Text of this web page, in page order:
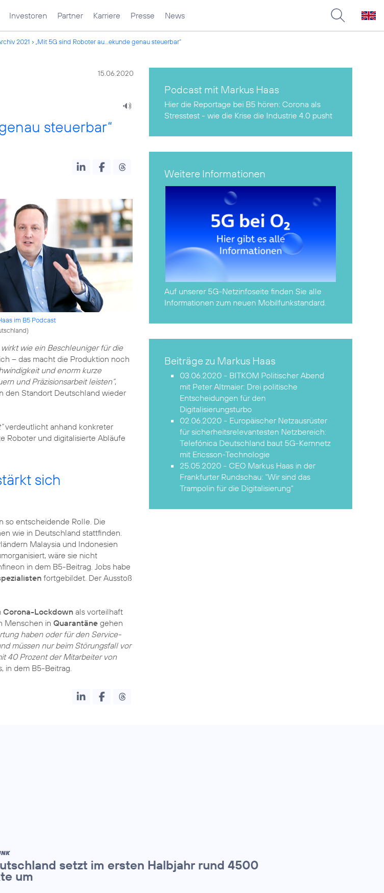
Investoren Partner Karriere Presse News
2021 „Mit 5G sind Roboter au...ekunde genau steuerbar“
15.06.2020
steuerbar“
im B5 Podcast
)
wirkt wie ein Beschleuniger für die
– das macht die Produktion noch
und enorm kurze
und Präzisionsarbeit leisten“,
den Standort Deutschland wieder
verdeutlicht anhand konkreter
Roboter und digitalisierte Abläufe
sich
so entscheidende Rolle. Die
wie in Deutschland stattfinden.
Malaysia und Indonesien
wäre sie nicht
in dem B5-Beitrag. Jobs habe
fortgebildet. Der Ausstoß
Corona-Lockdown als vorteilhaft
Menschen in Quarantäne gehen
haben oder für den Service-
müssen nur beim Störungsfall vor
40 Prozent der Mitarbeiter von
in dem B5-Beitrag.
Podcast mit Markus Haas
Hier die Reportage bei B5 hören: Corona als
Stresstest - wie die Krise die Industrie 4.0 pusht
Weitere Informationen
Auf unserer 5G-Netzinfoseite finden Sie alle
Informationen zum neuen Mobilfunkstandard.
Beiträge zu Markus Haas
03.06.2020 - BITKOM Politischer Abend
mit Peter Altmaier: Drei politische
Entscheidungen für den
Digitalisierungsturbo
02.06.2020 - Europäischer Netzausrüster
für sicherheitsrelevantesten Netzbereich:
Telefónica Deutschland baut 5G-Kernnetz
mit Ericsson-Technologie
25.05.2020 - CEO Markus Haas in der
Frankfurter Rundschau: "Wir sind das
Trampolin für die Digitalisierung"
setzt im ersten Halbjahr rund 4500
um